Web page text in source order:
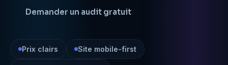
Demander un audit gratuit
Prix clairs Site mobile-first